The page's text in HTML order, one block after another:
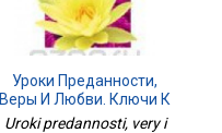
Уроки Преданности,
Веры И Любви. Ключи К
Древней Мудрости
Uroki predannosti, very i